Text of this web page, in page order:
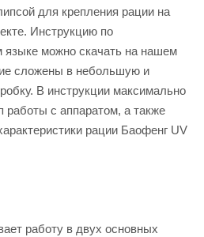
для крепления рации на
Инструкцию по
языке можно скачать на нашем
сложены в небольшую и
В инструкции максимально
работы с аппаратом, а также
рации Баофенг UV
работу в двух основных